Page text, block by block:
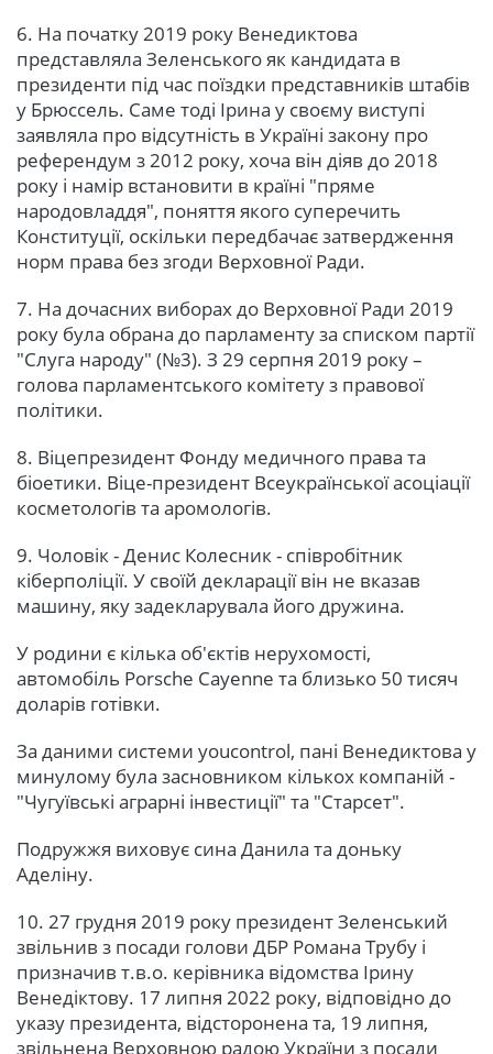
6. На початку 2019 року Венедиктова
представляла Зеленського як кандидата в
президенти під час поїздки представників штабів
у Брюссель. Саме тоді Ірина у своєму виступі
заявляла про відсутність в Україні закону про
референдум з 2012 року, хоча він діяв до 2018
року і намір встановити в країні "пряме
народовладдя", поняття якого суперечить
Конституції, оскільки передбачає затвердження
норм права без згоди Верховної Ради.
7. На дочасних виборах до Верховної Ради 2019
року була обрана до парламенту за списком партії
"Слуга народу" (№3). З 29 серпня 2019 року –
голова парламентського комітету з правової
політики.
8. Віцепрезидент Фонду медичного права та
біоетики. Віце-президент Всеукраїнської асоціації
косметологів та аромологів.
9. Чоловік - Денис Колесник - співробітник
кіберполіції. У своїй декларації він не вказав
машину, яку задекларувала його дружина.
У родини є кілька об'єктів нерухомості,
автомобіль Porsche Cayenne та близько 50 тисяч
доларів готівки.
За даними системи youcontrol, пані Венедиктова у
минулому була засновником кількох компаній -
"Чугуївські аграрні інвестиції" та "Старсет".
Подружжя виховує сина Данила та доньку
Аделіну.
10. 27 грудня 2019 року президент Зеленський
звільнив з посади голови ДБР Романа Трубу і
призначив т.в.о. керівника відомства Ірину
Венедіктову. 17 липня 2022 року, відповідно до
указу президента, відсторонена та, 19 липня,
звільнена Верховною радою України з посади